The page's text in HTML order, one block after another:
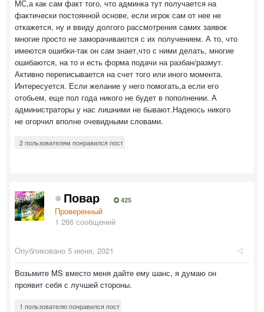
МС,а как сам факт того, что админка тут получается на
фактически постоянной основе, если игрок сам от нее не
откажется, ну и ввиду долгого рассмотрения самих заявок
многие просто не заморачиваются с их получением. А то, что
имеются ошибки-так он сам знает,что с ними делать, многие
ошибаются, на то и есть форма подачи на разбан/размут.
Активно переписывается на счет того или иного момента.
Интересуется. Если желание у него помогать,а если его
отобьем, еще пол года никого не будет в пополнении. А
администраторы у нас лишними не бывают.Надеюсь никого
не огорчил вполне очевидными словами.
2 пользователям понравился пост
Повар 425
Проверенный
1 266 сообщений
Опубликовано 5 июня, 2021
Возьмите MS вместо меня дайте ему шанс, я думаю он
проявит себя с лучшей стороны.
1 пользователю понравился пост